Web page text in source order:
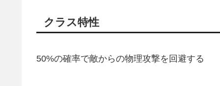
クラス特性
50%の確率で敵からの物理攻撃を回避する